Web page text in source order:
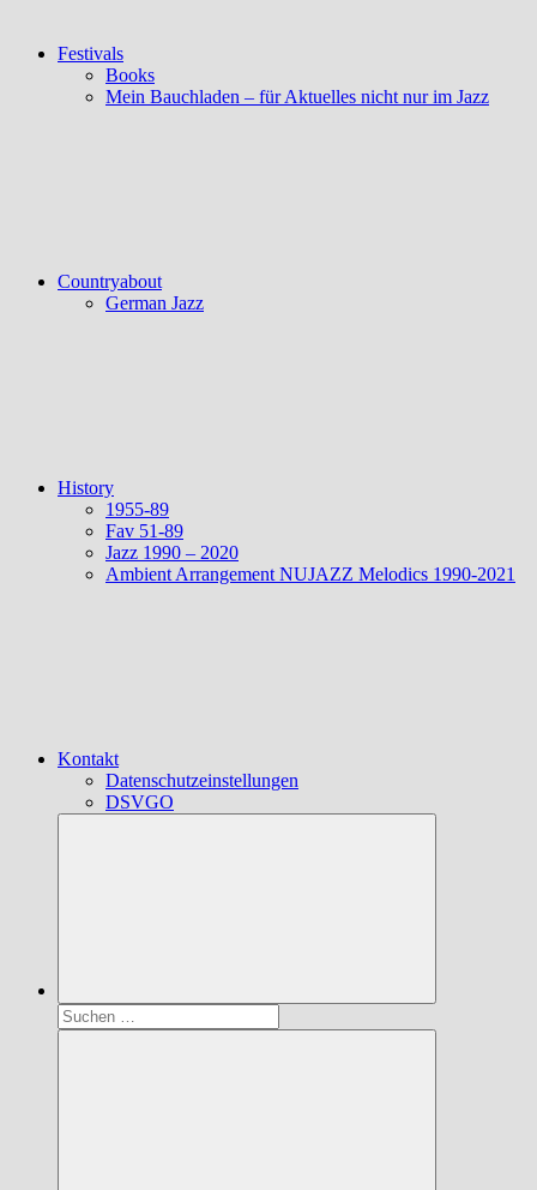
Festivals
Books
Mein Bauchladen – für Aktuelles nicht nur im Jazz
Countryabout
German Jazz
History
1955-89
Fav 51-89
Jazz 1990 – 2020
Ambient Arrangement NUJAZZ Melodics 1990-2021
Kontakt
Datenschutzeinstellungen
DSVGO
Suchen
nach: